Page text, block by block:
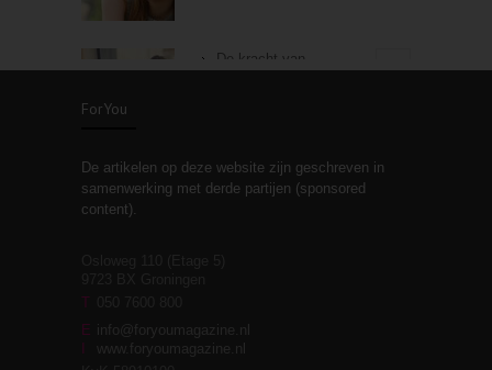
De kracht van
Stiefouderschap en
relaties
moeite!
ForYou
De artikelen op deze website zijn geschreven in
samenwerking met derde partijen (sponsored
content).
T
E info@foryoumagazine.nl
www.foryoumagazine.nl